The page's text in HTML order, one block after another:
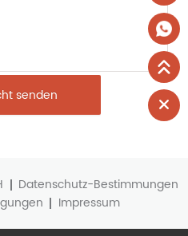
senden
Datenschutz-Bestimmungen
Impressum